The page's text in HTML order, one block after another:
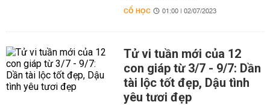
CỔ HỌC 01:00 | 02/07/2023
Tử vi tuần mới của 12
con giáp từ 3/7 - 9/7: Dần
tài lộc tốt đẹp, Dậu tình
yêu tươi đẹp